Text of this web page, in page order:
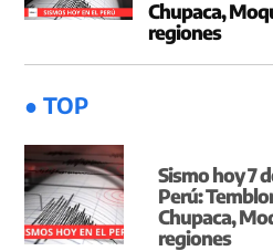
Chupaca,
regiones
● TOP
Sismo hoy 7
Perú:
Chupaca,
regiones